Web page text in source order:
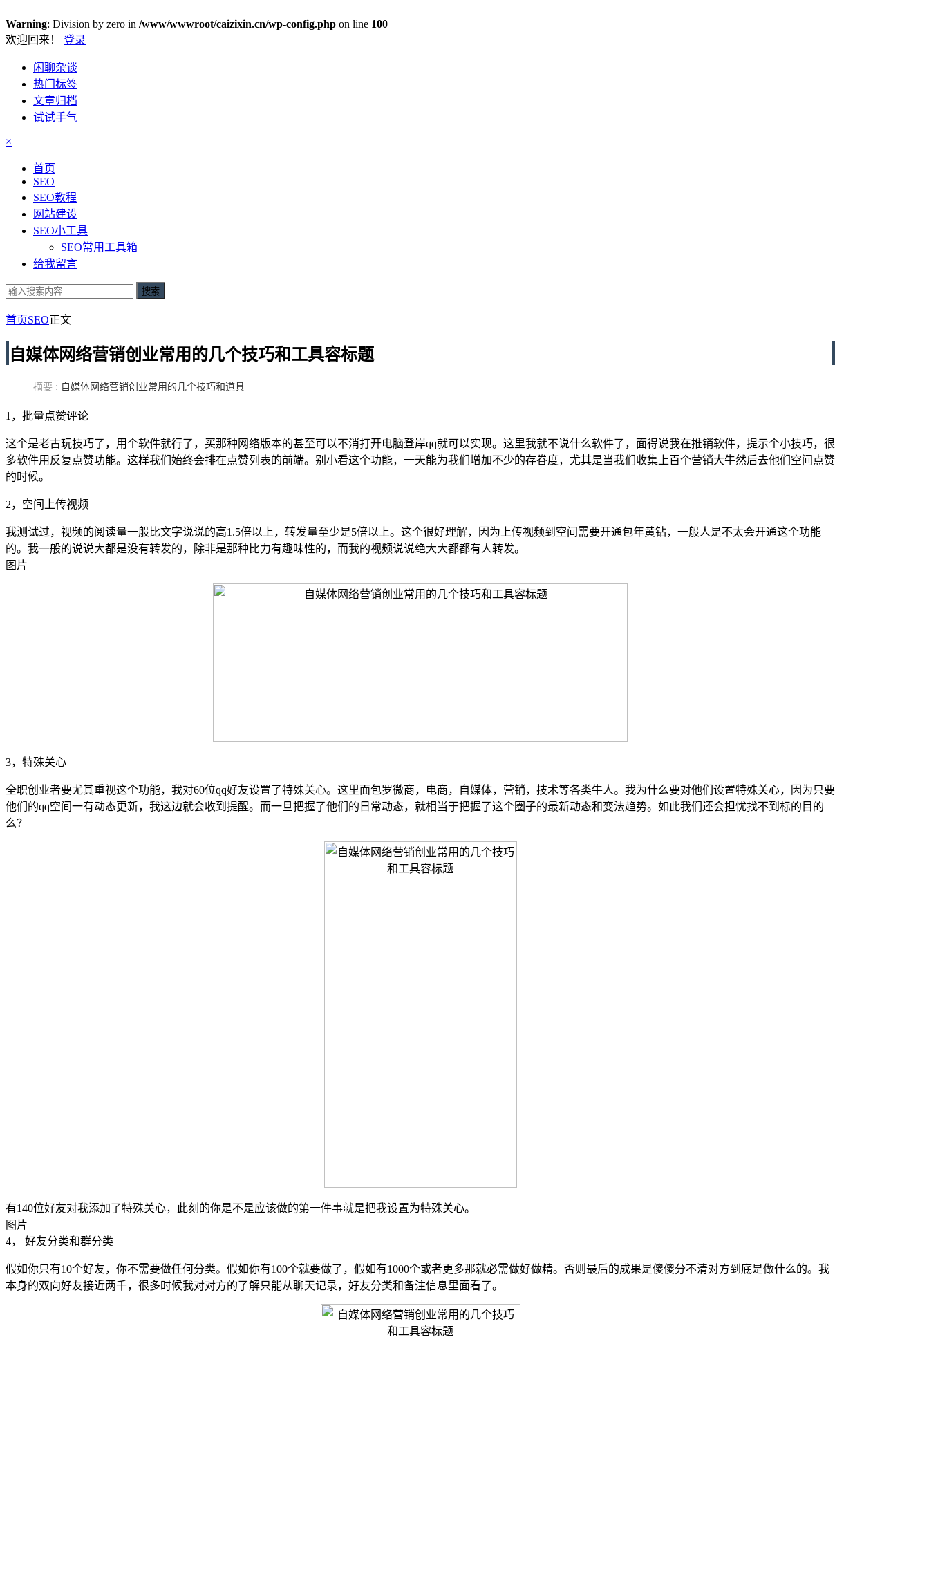
Warning: Division by zero in /www/wwwroot/caizixin.cn/wp-config.php on line 100
欢迎回来！ 登录
闲聊杂谈
热门标签
文章归档
试试手气
×
首页
SEO
SEO教程
网站建设
SEO小工具
SEO常用工具箱
给我留言
搜索
首页SEO正文
自媒体网络营销创业常用的几个技巧和工具容标题
摘要 : 自媒体网络营销创业常用的几个技巧和道具
1，批量点赞评论
这个是老古玩技巧了，用个软件就行了，买那种网络版本的甚至可以不消打开电脑登岸qq就可以实现。这里我就不说什么软件了，面得说我在推销软件，提示个小技巧，很
多软件用反复点赞功能。这样我们始终会排在点赞列表的前端。别小看这个功能，一天能为我们增加不少的存眷度，尤其是当我们收集上百个营销大牛然后去他们空间点赞
的时候。
2，空间上传视频
我测试过，视频的阅读量一般比文字说说的高1.5倍以上，转发量至少是5倍以上。这个很好理解，因为上传视频到空间需要开通包年黄钻，一般人是不太会开通这个功能
的。我一般的说说大都是没有转发的，除非是那种比力有趣味性的，而我的视频说说绝大大都都有人转发。
图片
3，特殊关心
全职创业者要尤其重视这个功能，我对60位qq好友设置了特殊关心。这里面包罗微商，电商，自媒体，营销，技术等各类牛人。我为什么要对他们设置特殊关心，因为只要
他们的qq空间一有动态更新，我这边就会收到提醒。而一旦把握了他们的日常动态，就相当于把握了这个圈子的最新动态和变法趋势。如此我们还会担忧找不到标的目的
么？
有140位好友对我添加了特殊关心，此刻的你是不是应该做的第一件事就是把我设置为特殊关心。
图片
4， 好友分类和群分类
假如你只有10个好友，你不需要做任何分类。假如你有100个就要做了，假如有1000个或者更多那就必需做好做精。否则最后的成果是傻傻分不清对方到底是做什么的。我
本身的双向好友接近两千，很多时候我对对方的了解只能从聊天记录，好友分类和备注信息里面看了。